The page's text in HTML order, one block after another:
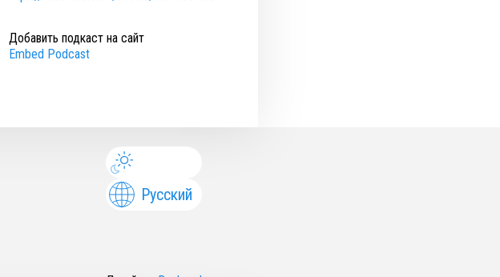
Добавить подкаст на сайт
Embed Podcast
Русский